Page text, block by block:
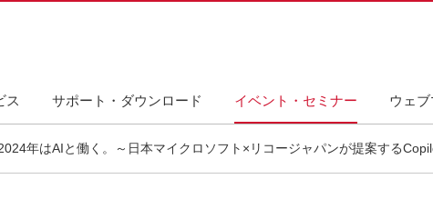
ス サポート・ダウンロード イベント・セミナー ウェ
年はAIと働く。～日本マイクロソフト×リコージャパンが提案する